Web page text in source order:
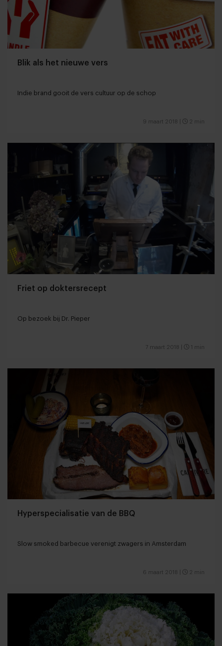
Blik als het nieuwe vers
Indie brand gooit de vers cultuur op de schop
9 maart 2018 2 min
Friet op doktersrecept
Op bezoek bij Dr. Pieper
7 maart 2018 1 min
Hyperspecialisatie van de BBQ
Slow smoked barbecue verenigt zwagers in Amsterdam
6 maart 2018 2 min